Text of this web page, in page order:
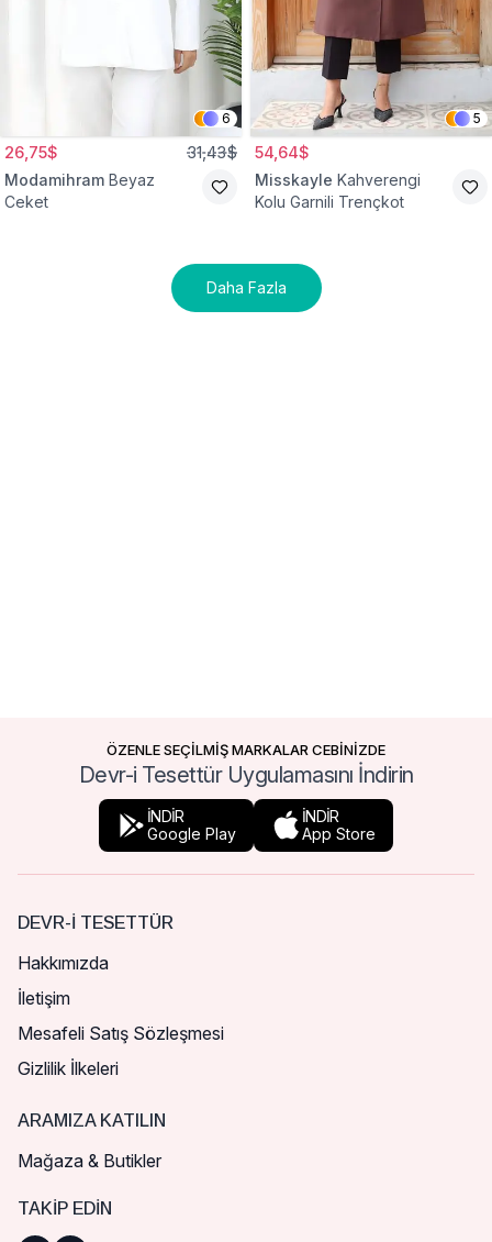
6
26,75$ 31,43$
Modamihram Beyaz
Ceket
5
54,64$
Misskayle Kahverengi
Kolu Garnili Trençkot
Daha Fazla
ÖZENLE SEÇİLMİŞ MARKALAR CEBİNİZDE
Devr-i Tesettür Uygulamasını İndirin
İNDİR
Google Play
İNDİR
App Store
DEVR-I TESETTÜR
Hakkımızda
İletişim
Mesafeli Satış Sözleşmesi
Gizlilik İlkeleri
ARAMIZA KATILIN
Mağaza & Butikler
TAKIP EDIN